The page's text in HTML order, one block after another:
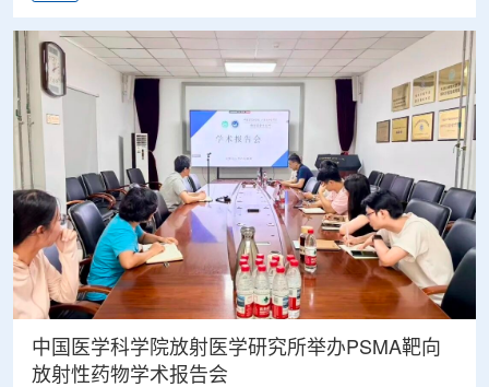
中国医学科学院放射医学研究所举办PSMA靶向
放射性药物学术报告会